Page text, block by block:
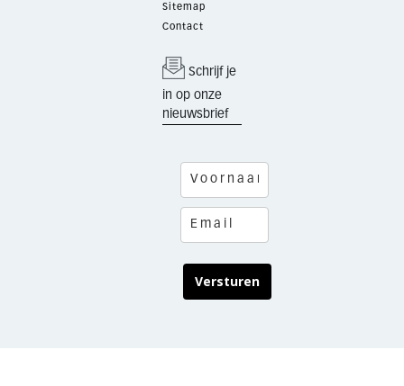
Sitemap
Contact
Schrijf je
in op onze
nieuwsbrief
Versturen